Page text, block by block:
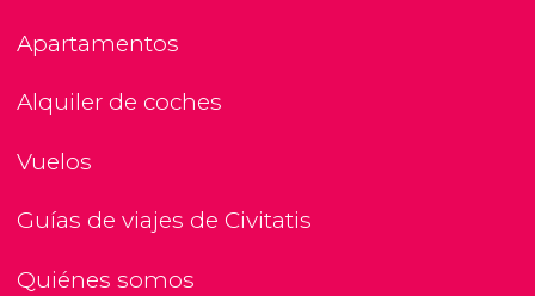
Apartamentos
Alquiler de coches
Vuelos
Guías de viajes de Civitatis
Quiénes somos